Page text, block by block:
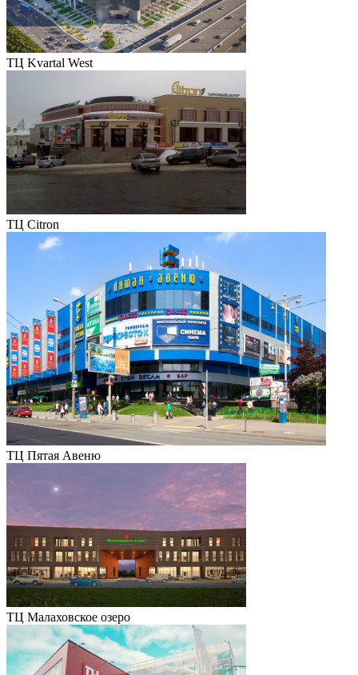
ТЦ Kvartal West
ТЦ Citron
ТЦ Пятая Авеню
ТЦ Малаховское озеро